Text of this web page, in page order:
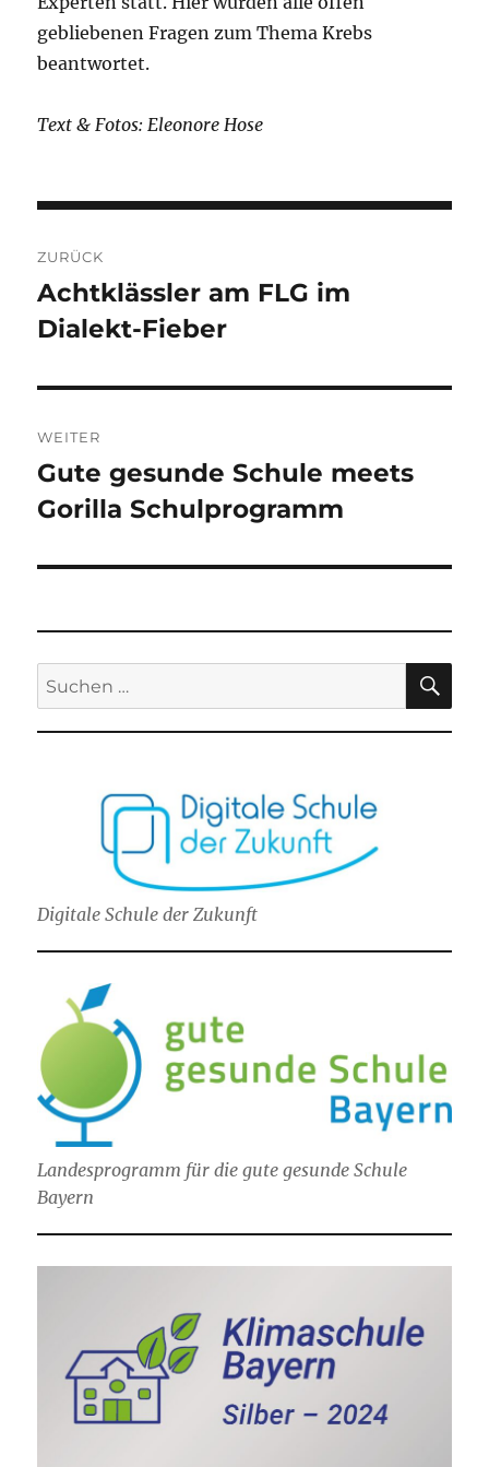
gebliebenen Fragen zum Thema Krebs
beantwortet.
Text & Fotos: Eleonore Hose
ZURÜCK
Vorheriger
Beitrag:
Achtklässler am FLG im
Dialekt-Fieber
WEITER
Nächster
Beitrag:
Gute gesunde Schule meets
Gorilla Schulprogramm
Suchen
nach:
Digitale Schule der Zukunft
Landesprogramm für die gute gesunde Schule
Bayern